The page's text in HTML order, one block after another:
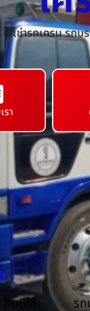
ให้เช่ารถเครน ร
รา
ยินดีให้ รถ